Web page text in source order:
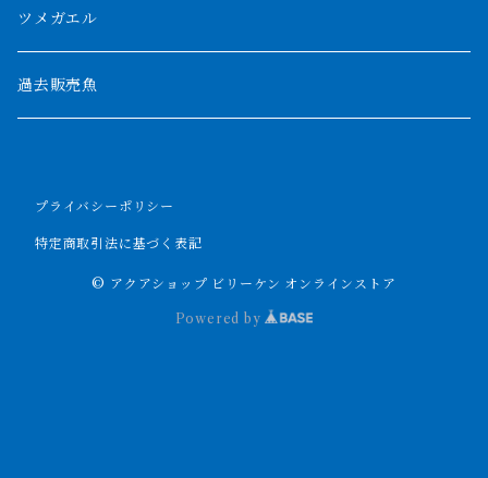
パルマス
ポーリー
セネガルス
ナイル川
ブリードポリプ
エンドリケリー
1800mm
2000mm以上
ツメガエル
過去販売魚
プライバシーポリシー
特定商取引法に基づく表記
© アクアショップ ビリーケン オンラインストア
Powered by